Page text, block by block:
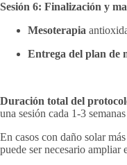
Sesión 6: Finalización y
Mesoterapia
Entrega del plan de
Duración total del
una sesión cada 1-3
En casos con daño solar
puede ser necesario ampliar